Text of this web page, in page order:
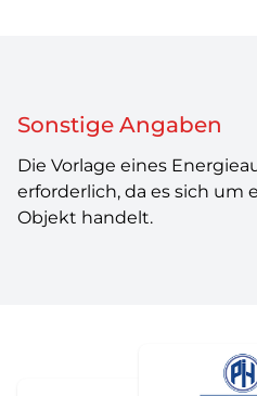
Sonstige Angaben
Die Vorlage eines
erforderlich, da es sich
Objekt handelt.